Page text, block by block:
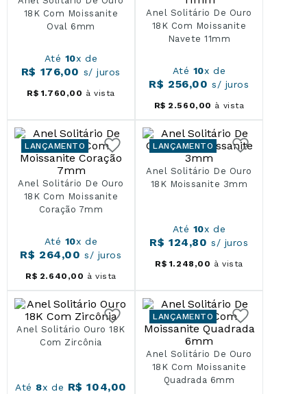
18K Com Moissanite
Oval 6mm
Até 10x de
R$ 176,00 s/ juros
R$ 1.760 ,00 à vista
Anel Solitário De Ouro
18K Com Moissanite
Navete 11mm
Até 10x de
R$ 256,00 s/ juros
R$ 2 .560, 00 à vista
LANÇAMENTO
Anel Solitário De Ouro
18K Com Moissanite
Coração 7mm
Até 10x de
R$ 264,00 s/ juros
R$ 2. 640 ,00 à vista
LANÇAMENTO
Anel Solitário De Ouro
18K Moissanite 3mm
Até 10x de
R$ 124,80 s/ juros
R$ 1. 248 ,00 à vista
Anel Solitário Ouro 18K
Com Zircônia
Até 8x de R$ 104,00
LANÇAMENTO
Anel Solitário De Ouro
18K Com Moissanite
Quadrada 6mm